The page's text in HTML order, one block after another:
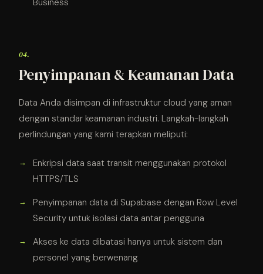
Business
04.
Penyimpanan & Keamanan Data
Data Anda disimpan di infrastruktur cloud yang aman
dengan standar keamanan industri. Langkah-langkah
perlindungan yang kami terapkan meliputi:
Enkripsi data saat transit menggunakan protokol
HTTPS/TLS
Penyimpanan data di Supabase dengan Row Level
Security untuk isolasi data antar pengguna
Akses ke data dibatasi hanya untuk sistem dan
personel yang berwenang